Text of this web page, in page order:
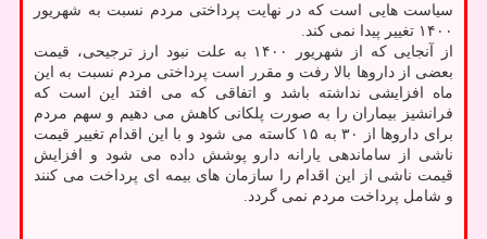
سیاست هایی است که در نهایت پرداختی مردم نسبت به شهریور
۱۴۰۰ تغییر پیدا نمی کند.
از آنجایی که از شهریور ۱۴۰۰ به علت نبود ارز ترجیحی، قیمت
بعضی از داروها بالا رفت و مقرر است پرداختی مردم نسبت به این
ماه افزایشی نداشته باشد و اتفاقی که می افتد این است که
فرانشیز بیماران را به صورت پلکانی کاهش می دهیم و سهم مردم
برای داروها از ۳۰ به ۱۵ کاسته می شود و با این اقدام تغییر قیمت
ناشی از ساماندهی یارانه دارو پوشش داده می شود و افزایش
قیمت ناشی از این اقدام را سازمان های بیمه ای پرداخت می کنند
و شامل پرداخت مردم نمی گردد.